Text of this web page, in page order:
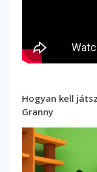
Hogyan kell
Granny